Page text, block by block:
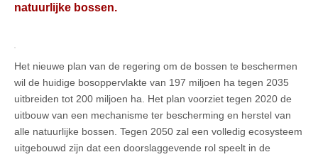
natuurlijke bossen.
Het nieuwe plan van de regering om de bossen te beschermen
wil de huidige bosoppervlakte van 197 miljoen ha tegen 2035
uitbreiden tot 200 miljoen ha. Het plan voorziet tegen 2020 de
uitbouw van een mechanisme ter bescherming en herstel van
alle natuurlijke bossen. Tegen 2050 zal een volledig ecosysteem
uitgebouwd zijn dat een doorslaggevende rol speelt in de